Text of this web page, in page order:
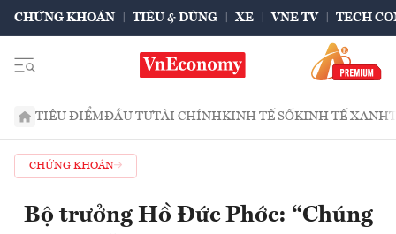
CHỨNG KHOÁN TIÊU & DÙNG XE VNE TV TECH
TIÊU ĐIỂMĐẦU TƯTÀI CHÍNHKINH TẾ SỐKINH TẾ XANH
CHỨNG KHOÁN
Bộ trưởng Hồ Đức Phớc: “Chúng